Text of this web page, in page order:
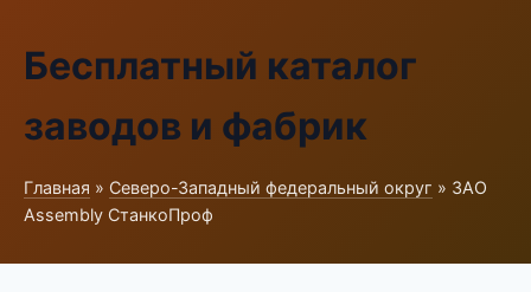
Бесплатный каталог
заводов и фабрик
Главная » Северо-Западный федеральный округ » ЗАО
Assembly СтанкоПроф